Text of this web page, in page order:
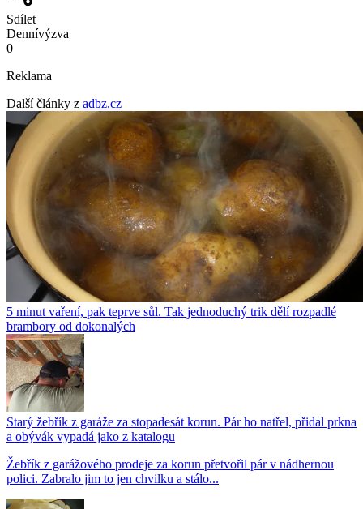
Sdílet
Dennívýzva
0
Reklama
Další články z adbz.cz
5 minut vaření, pak teprve sůl. Tak jednoduchý trik dělí rozpadlé
brambory od dokonalých
Starý žebřík z garáže za stopadesát korun. Pár ho natřel, přidal prkna
a obývák vypadá jako z katalogu
Žebřík z garážového prodeje za korun přetvořil pár v nádhernou
polici. Zabralo jim to jen chvilku a stálo...